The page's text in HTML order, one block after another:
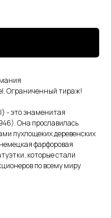
Ограниченный тираж!
- это знаменитая
Она прославилась
пухлощеких деревенских
фарфоровая
которые стали
по всему миру